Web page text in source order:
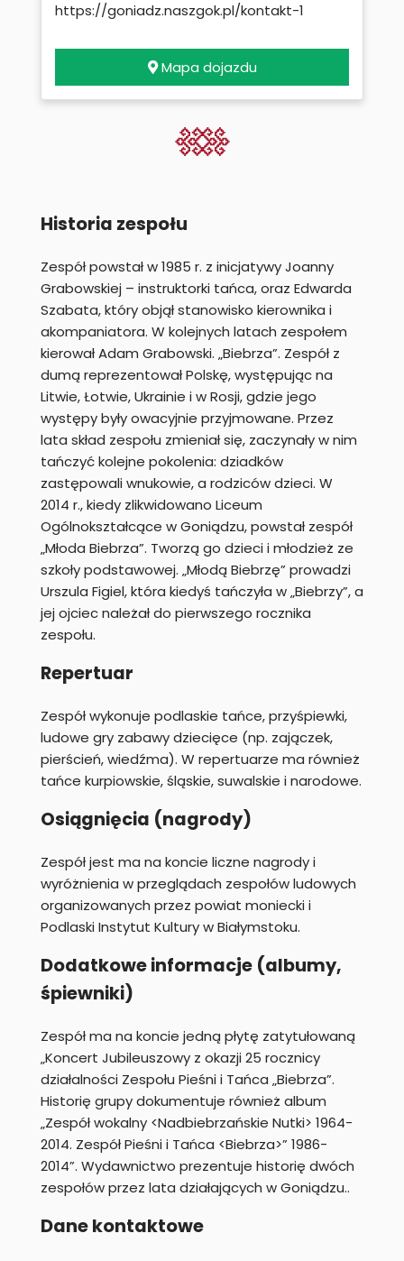
https://goniadz.naszgok.pl/kontakt-1
Mapa dojazdu
Historia zespołu
Zespół powstał w 1985 r. z inicjatywy Joanny
Grabowskiej – instruktorki tańca, oraz Edwarda
Szabata, który objął stanowisko kierownika i
akompaniatora. W kolejnych latach zespołem
kierował Adam Grabowski. „Biebrza”. Zespół z
dumą reprezentował Polskę, występując na
Litwie, Łotwie, Ukrainie i w Rosji, gdzie jego
występy były owacyjnie przyjmowane. Przez
lata skład zespołu zmieniał się, zaczynały w nim
tańczyć kolejne pokolenia: dziadków
zastępowali wnukowie, a rodziców dzieci. W
2014 r., kiedy zlikwidowano Liceum
Ogólnokształcące w Goniądzu, powstał zespół
„Młoda Biebrza”. Tworzą go dzieci i młodzież ze
szkoły podstawowej. „Młodą Biebrzę” prowadzi
Urszula Figiel, która kiedyś tańczyła w „Biebrzy”, a
jej ojciec należał do pierwszego rocznika
zespołu.
Repertuar
Zespół wykonuje podlaskie tańce, przyśpiewki,
ludowe gry zabawy dziecięce (np. zajączek,
pierścień, wiedźma). W repertuarze ma również
tańce kurpiowskie, śląskie, suwalskie i narodowe.
Osiągnięcia (nagrody)
Zespół jest ma na koncie liczne nagrody i
wyróżnienia w przeglądach zespołów ludowych
organizowanych przez powiat moniecki i
Podlaski Instytut Kultury w Białymstoku.
Dodatkowe informacje (albumy,
śpiewniki)
Zespół ma na koncie jedną płytę zatytułowaną
„Koncert Jubileuszowy z okazji 25 rocznicy
działalności Zespołu Pieśni i Tańca „Biebrza”.
Historię grupy dokumentuje również album
„Zespół wokalny <Nadbiebrzańskie Nutki> 1964-
2014. Zespół Pieśni i Tańca <Biebrza>” 1986-
2014”. Wydawnictwo prezentuje historię dwóch
zespołów przez lata działających w Goniądzu..
Dane kontaktowe